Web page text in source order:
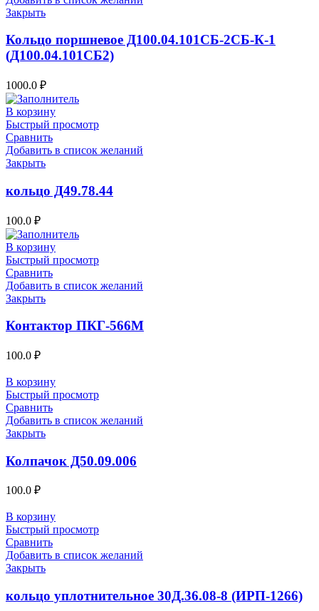
Закрыть
Кольцо поршневое Д100.04.101СБ-2СБ-К-1
(Д100.04.101СБ2)
1000.0 ₽
В корзину
Быстрый просмотр
Сравнить
Добавить в список желаний
Закрыть
кольцо Д49.78.44
100.0 ₽
В корзину
Быстрый просмотр
Сравнить
Добавить в список желаний
Закрыть
Контактор ПКГ-566М
100.0 ₽
В корзину
Быстрый просмотр
Сравнить
Добавить в список желаний
Закрыть
Колпачок Д50.09.006
100.0 ₽
В корзину
Быстрый просмотр
Сравнить
Добавить в список желаний
Закрыть
кольцо уплотнительное 30Д.36.08-8 (ИРП-1266)